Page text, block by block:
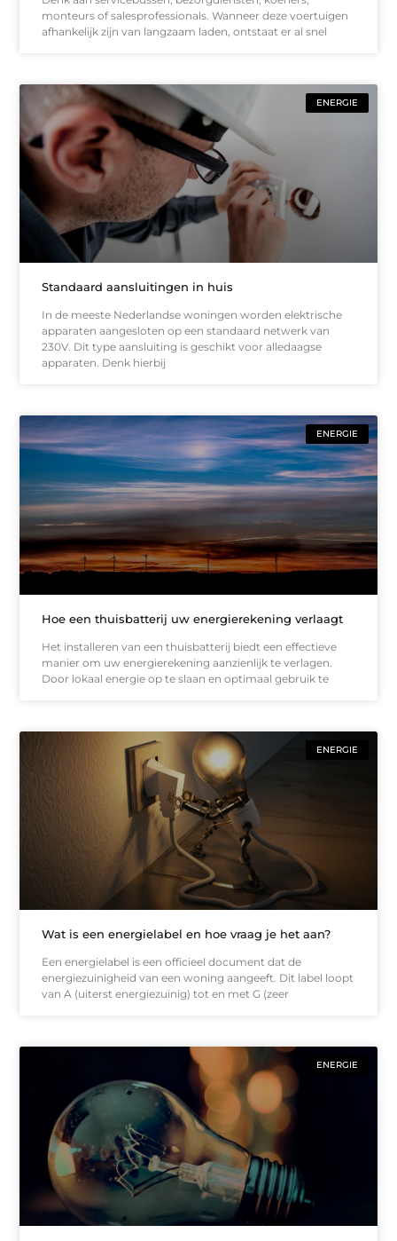
monteurs of salesprofessionals. Wanneer deze voertuigen
afhankelijk zijn van langzaam laden, ontstaat er al snel
ENERGIE
Standaard aansluitingen in huis
In de meeste Nederlandse woningen worden elektrische
apparaten aangesloten op een standaard netwerk van
230V. Dit type aansluiting is geschikt voor alledaagse
apparaten. Denk hierbij
ENERGIE
Hoe een thuisbatterij uw energierekening verlaagt
Het installeren van een thuisbatterij biedt een effectieve
manier om uw energierekening aanzienlijk te verlagen.
Door lokaal energie op te slaan en optimaal gebruik te
ENERGIE
Wat is een energielabel en hoe vraag je het aan?
Een energielabel is een officieel document dat de
energiezuinigheid van een woning aangeeft. Dit label loopt
van A (uiterst energiezuinig) tot en met G (zeer
ENERGIE